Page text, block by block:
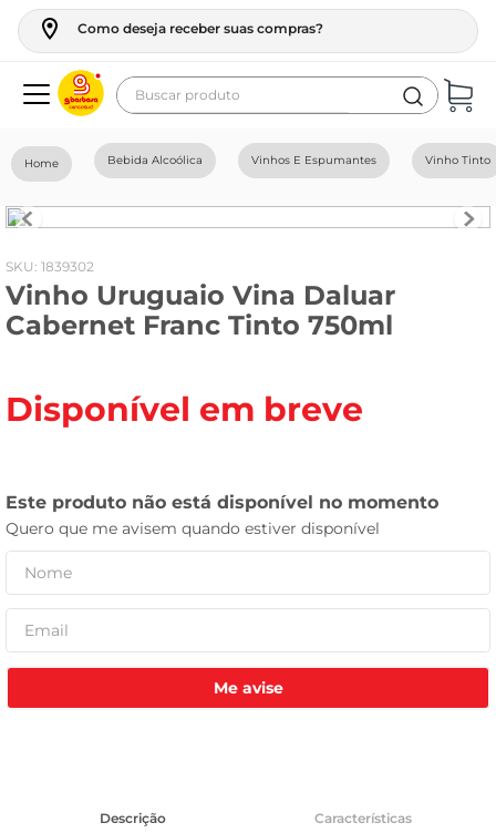
Como deseja receber suas compras?
Buscar produto
Bebida Alcoólica Vinhos E Espumantes Vinho Tinto
: 1839302
Vinho Uruguaio Vina Daluar
Cabernet Franc Tinto 750ml
Disponível em breve
Me avise
Descrição Características
geladeira
fogao
café
cerveja
leite
celular